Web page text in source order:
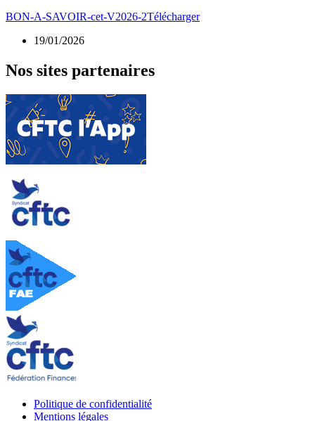
BON-A-SAVOIR-cet-V2026-2Télécharger
19/01/2026
Nos sites partenaires
Politique de confidentialité
Mentions légales